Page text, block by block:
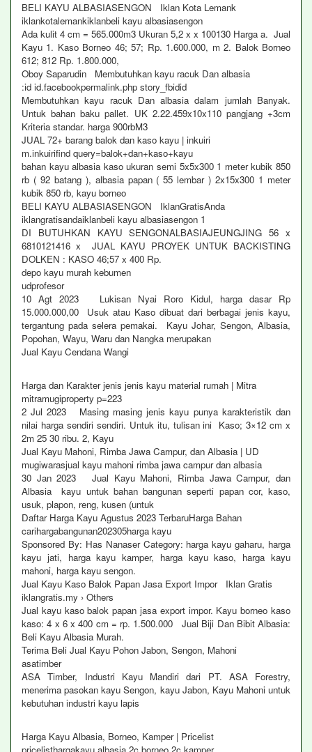
BELI KAYU ALBASIASENGON Iklan Kota Lemank
iklankotalemankiklanbeli kayu albasiasengon
Ada kulit 4 cm = 565.000m3 Ukuran 5,2 x x 100130 Harga a. Jual
Kayu 1. Kaso Borneo 46; 57; Rp. 1.600.000, m 2. Balok Borneo
612; 812 Rp. 1.800.000,
Oboy Saparudin Membutuhkan kayu racuk Dan albasia
:id id.facebookpermalink.php story_fbidid
Membutuhkan kayu racuk Dan albasia dalam jumlah Banyak.
Untuk bahan baku pallet. UK 2.22.459x10x110 pangjang +3cm
Kriteria standar. harga 900rbM3
JUAL 72+ barang balok dan kaso kayu | inkuiri
m.inkuirifind query=balok+dan+kaso+kayu
bahan kayu albasia kaso ukuran semi 5x5x300 1 meter kubik 850
rb ( 92 batang ), albasia papan ( 55 lembar ) 2x15x300 1 meter
kubik 850 rb, kayu borneo
BELI KAYU ALBASIASENGON IklanGratisAnda
iklangratisandaiklanbeli kayu albasiasengon 1
DI BUTUHKAN KAYU SENGONALBASIAJEUNGJING 56 x
6810121416 x JUAL KAYU PROYEK UNTUK BACKISTING
DOLKEN : KASO 46;57 x 400 Rp.
depo kayu murah kebumen
udprofesor
10 Agt 2023 Lukisan Nyai Roro Kidul, harga dasar Rp
15.000.000,00 Usuk atau Kaso dibuat dari berbagai jenis kayu,
tergantung pada selera pemakai. Kayu Johar, Sengon, Albasia,
Popohan, Wayu, Waru dan Nangka merupakan
Jual Kayu Cendana Wangi
Harga dan Karakter jenis jenis kayu material rumah | Mitra
mitramugiproperty p=223
2 Jul 2023 Masing masing jenis kayu punya karakteristik dan
nilai harga sendiri sendiri. Untuk itu, tulisan ini Kaso; 3×12 cm x
2m 25 30 ribu. 2, Kayu
Jual Kayu Mahoni, Rimba Jawa Campur, dan Albasia | UD
mugiwarasjual kayu mahoni rimba jawa campur dan albasia
30 Jan 2023 Jual Kayu Mahoni, Rimba Jawa Campur, dan
Albasia kayu untuk bahan bangunan seperti papan cor, kaso,
usuk, plapon, reng, kusen (untuk
Daftar Harga Kayu Agustus 2023 TerbaruHarga Bahan
carihargabangunan202305harga kayu
Sponsored By: Has Nanaser Category: harga kayu gaharu, harga
kayu jati, harga kayu kamper, harga kayu kaso, harga kayu
mahoni, harga kayu sengon.
Jual Kayu Kaso Balok Papan Jasa Export Impor Iklan Gratis
iklangratis.my › Others
Jual kayu kaso balok papan jasa export impor. Kayu borneo kaso
kaso: 4 x 6 x 400 cm = rp. 1.500.000 Jual Biji Dan Bibit Albasia:
Beli Kayu Albasia Murah.
Terima Beli Jual Kayu Pohon Jabon, Sengon, Mahoni
asatimber
ASA Timber, Industri Kayu Mandiri dari PT. ASA Forestry,
menerima pasokan kayu Sengon, kayu Jabon, Kayu Mahoni untuk
kebutuhan industri kayu lapis
Harga Kayu Albasia, Borneo, Kamper | Pricelist